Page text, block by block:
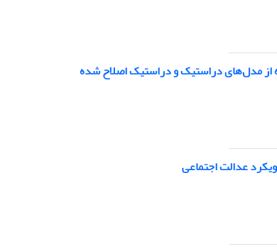
عدالت اجتماعی